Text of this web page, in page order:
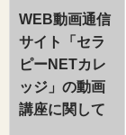
WEB動画通信
サイト「セラ
ピーNETカレ
ッジ」の動画
講座に関して